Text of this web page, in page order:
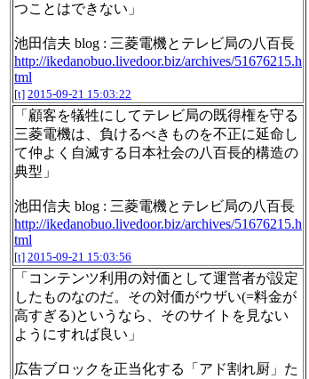
つことはできない」
池田信夫 blog : 三菱電機とテレビ局の八百長
http://ikedanobuo.livedoor.biz/archives/51676215.h
tml
[t] 2015-09-21 15:03:22
「顧客を犠牲にしてテレビ局の既得権を守る
三菱電機は、負けるべきものを不正に延命し
て仲よく自滅する日本社会の八百長的構造の
典型」
池田信夫 blog : 三菱電機とテレビ局の八百長
http://ikedanobuo.livedoor.biz/archives/51676215.h
tml
[t] 2015-09-21 15:03:56
「コンテンツ利用の対価として運営者が設定
したものなのだ。その対価がウザい(=料金が
高すぎる)というなら、そのサイトを見ない
ようにすれば良い」
広告ブロックを正当化する「アド割れ厨」た